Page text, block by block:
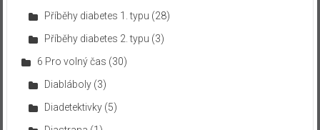
Příběhy diabetes 1. typu (28)
Příběhy diabetes 2. typu (3)
6 Pro volný čas (30)
Diabláboly(3)
Diadetektivky(5)